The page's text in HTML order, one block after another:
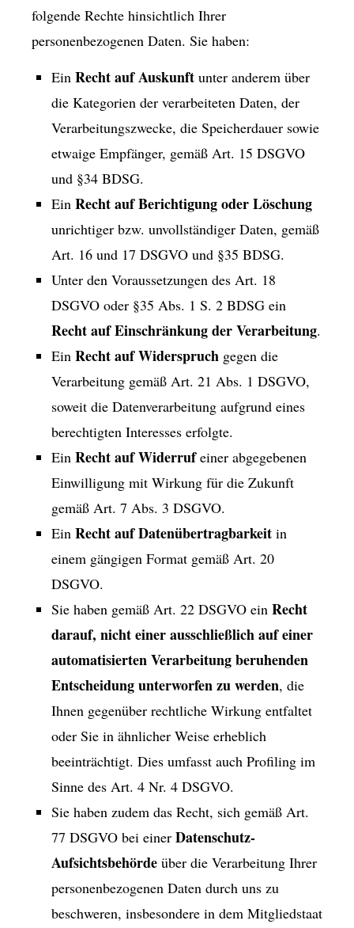
folgende Rechte hinsichtlich Ihrer
personenbezogenen Daten. Sie haben:
Ein Recht auf Auskunft unter anderem über
die Kategorien der verarbeiteten Daten, der
Verarbeitungszwecke, die Speicherdauer sowie
etwaige Empfänger, gemäß Art. 15 DSGVO
und §34 BDSG.
Ein Recht auf Berichtigung oder Löschung
unrichtiger bzw. unvollständiger Daten, gemäß
Art. 16 und 17 DSGVO und §35 BDSG.
Unter den Voraussetzungen des Art. 18
DSGVO oder §35 Abs. 1 S. 2 BDSG ein
Recht auf Einschränkung der Verarbeitung.
Ein Recht auf Widerspruch gegen die
Verarbeitung gemäß Art. 21 Abs. 1 DSGVO,
soweit die Datenverarbeitung aufgrund eines
berechtigten Interesses erfolgte.
Ein Recht auf Widerrufeiner abgegebenen
Einwilligung mit Wirkung für die Zukunft
gemäß Art. 7 Abs. 3 DSGVO.
Ein Recht auf Datenübertragbarkeit in
einem gängigen Format gemäß Art. 20
DSGVO.
Sie haben gemäß Art. 22 DSGVO ein Recht
darauf, nicht einer ausschließlich auf einer
automatisierten Verarbeitung beruhenden
Entscheidung unterworfen zu werden, die
Ihnen gegenüber rechtliche Wirkung entfaltet
oder Sie in ähnlicher Weise erheblich
beeinträchtigt. Dies umfasst auch Profiling im
Sinne des Art. 4 Nr. 4 DSGVO.
Sie haben zudem das Recht, sich gemäß Art.
77 DSGVO bei einer Datenschutz-
Aufsichtsbehörde über die Verarbeitung Ihrer
personenbezogenen Daten durch uns zu
beschweren, insbesondere in dem Mitgliedstaat